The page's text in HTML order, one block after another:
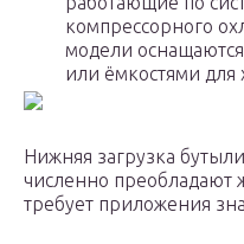
компрессорного
модели
или ёмкостями для
Нижняя загрузка
численно преобладают
требует приложения